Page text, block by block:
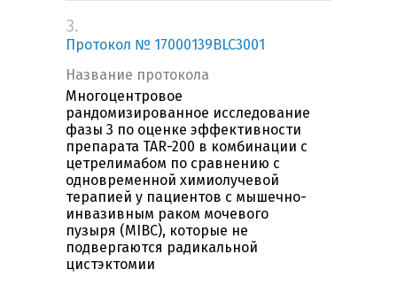
3.
Протокол № 17000139BLC3001
Название протокола
Многоцентровое
рандомизированное исследование
фазы 3 по оценке эффективности
препарата TAR-200 в комбинации с
цетрелимабом по сравнению с
одновременной химиолучевой
терапией у пациентов c мышечно-
инвазивным раком мочевого
пузыря (MIBC), которые не
подвергаются радикальной
цистэктомии